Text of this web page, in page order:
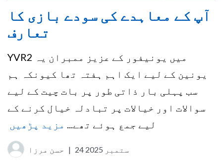
آپ کے معاہدے کی سودے بازی کا
تعارف
YVR2 میں یونیفور کے عزیز ممبران یہ
یونین کے لیے ایک اہم ہفتہ تھا کیونکہ ہم
سب پہلی بار ذاتی طور پر بات چیت کے لیے
سوالات اور خیالات پر تبادلہ خیال کرنے کے
لیے جمع ہوئے تھے... مزید پڑھیں
حسن مرزا | 24 ستمبر 2025